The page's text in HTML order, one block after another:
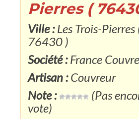
Pierres (
Ville :Les Trois-Pierres
76430 )
Société :France
Artisan :Couvreur
Note :
(Pas
vote)